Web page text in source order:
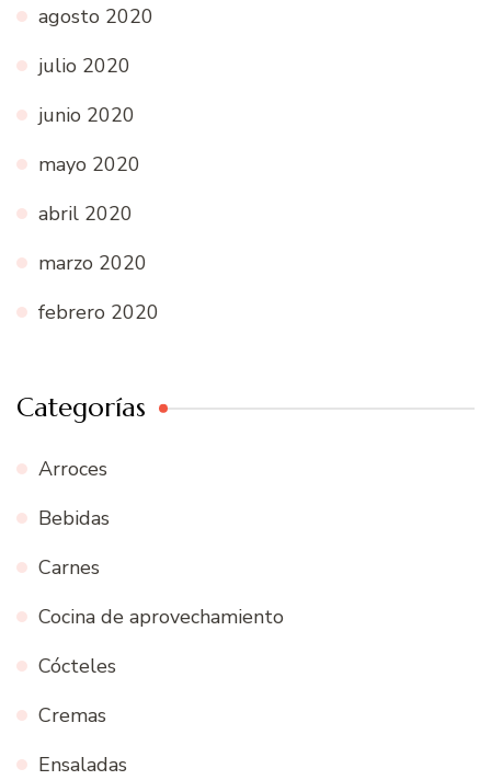
agosto 2020
julio 2020
junio 2020
mayo 2020
abril 2020
marzo 2020
febrero 2020
Categorías
Arroces
Bebidas
Carnes
Cocina de aprovechamiento
Cócteles
Cremas
Ensaladas